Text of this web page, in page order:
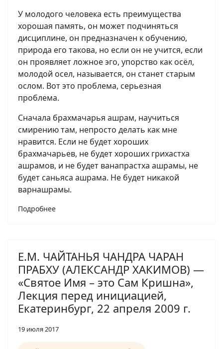
У молодого человека есть преимущества
хорошая память, он может подчиняться
дисциплине, он предназначен к обучению,
природа его такова, но если он не учится, если
он проявляет ложное эго, упорство как осёл,
молодой осел, называется, он станет старым
ослом. Вот это проблема, серьезная
проблема.
Сначала брахмачарья ашрам, научиться
смирению там, непросто делать как мне
нравится. Если не будет хороших
брахмачарьев, не будет хороших грихастха
ашрамов, и не будет ванапрастха ашрамы, не
будет саньяса ашрама. Не будет никакой
варнашрамы.
Подробнее
Е.М. ЧАЙТАНЬЯ ЧАНДРА ЧАРАН
ПРАБХУ (АЛЕКСАНДР ХАКИМОВ) —
«Святое Имя – это Сам Кришна»,
Лекция перед инициацией,
Екатеринбург, 22 апреля 2009 г.
19 июля 2017